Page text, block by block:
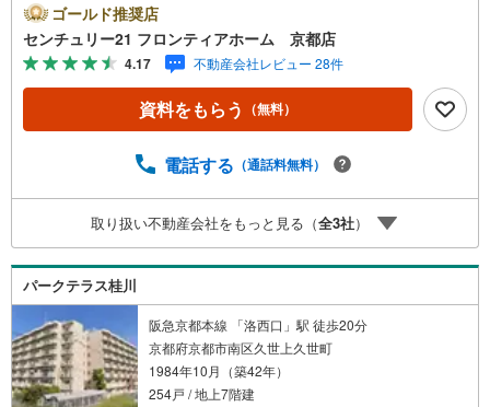
炊機能付き 特徴・大切な靴をすっきり収納できるシューズ
ボックス付き・衣類以外の片付けにも便利な約5.5帖の納戸
があります・エレベーターは2基以上あり忙しい朝もスムー
ズ・日勤の管理人による安心の管理体制・RC造7階建ての
強固な構造で安心です 立地・久世西小学校まで徒歩約5
分・久世中学校まで徒歩約19分 弊社が選ばれる理由 1.お金
をサポート！2.買い替えなどにも対応できる売却専門チー
利になるように審査が可能！4.物件のお引渡し後に必要に
なったお家のリフォームも弊社のリフォームプランナーが
ご提案！弊社は専門家同士が連携をとっているため、より
多くの知見がございますお気軽にお問合せください！
ゴールド推奨店
センチュリー21 フロンティアホーム 京都店
4.17 不動産会社レビュー 28件
資料をもらう （無料）
電話する （通話料無料）
取り扱い不動産会社をもっと見る（全3社）
パークテラス桂川
阪急京都本線 「洛西口」駅 徒歩20分
京都府京都市南区久世上久世町
1984年10月（築42年）
254戸 / 地上7階建